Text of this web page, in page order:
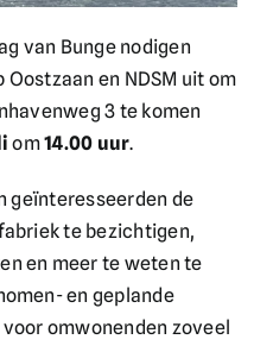
van Bunge nodigen
en NDSM uit om
3 te komen
om14.00 uur.
geïnteresseerden de
te bezichtigen,
en meer te weten te
en geplande
omwonenden zoveel